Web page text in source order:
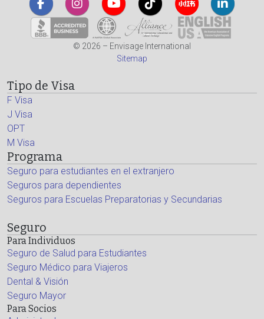
© 2026 – Envisage International
Sitemap
Tipo de Visa
F Visa
J Visa
OPT
M Visa
Programa
Seguro para estudiantes en el extranjero
Seguros para dependientes
Seguros para Escuelas Preparatorias y Secundarias
Seguro
Para Individuos
Seguro de Salud para Estudiantes
Seguro Médico para Viajeros
Dental & Visión
Seguro Mayor
Para Socios